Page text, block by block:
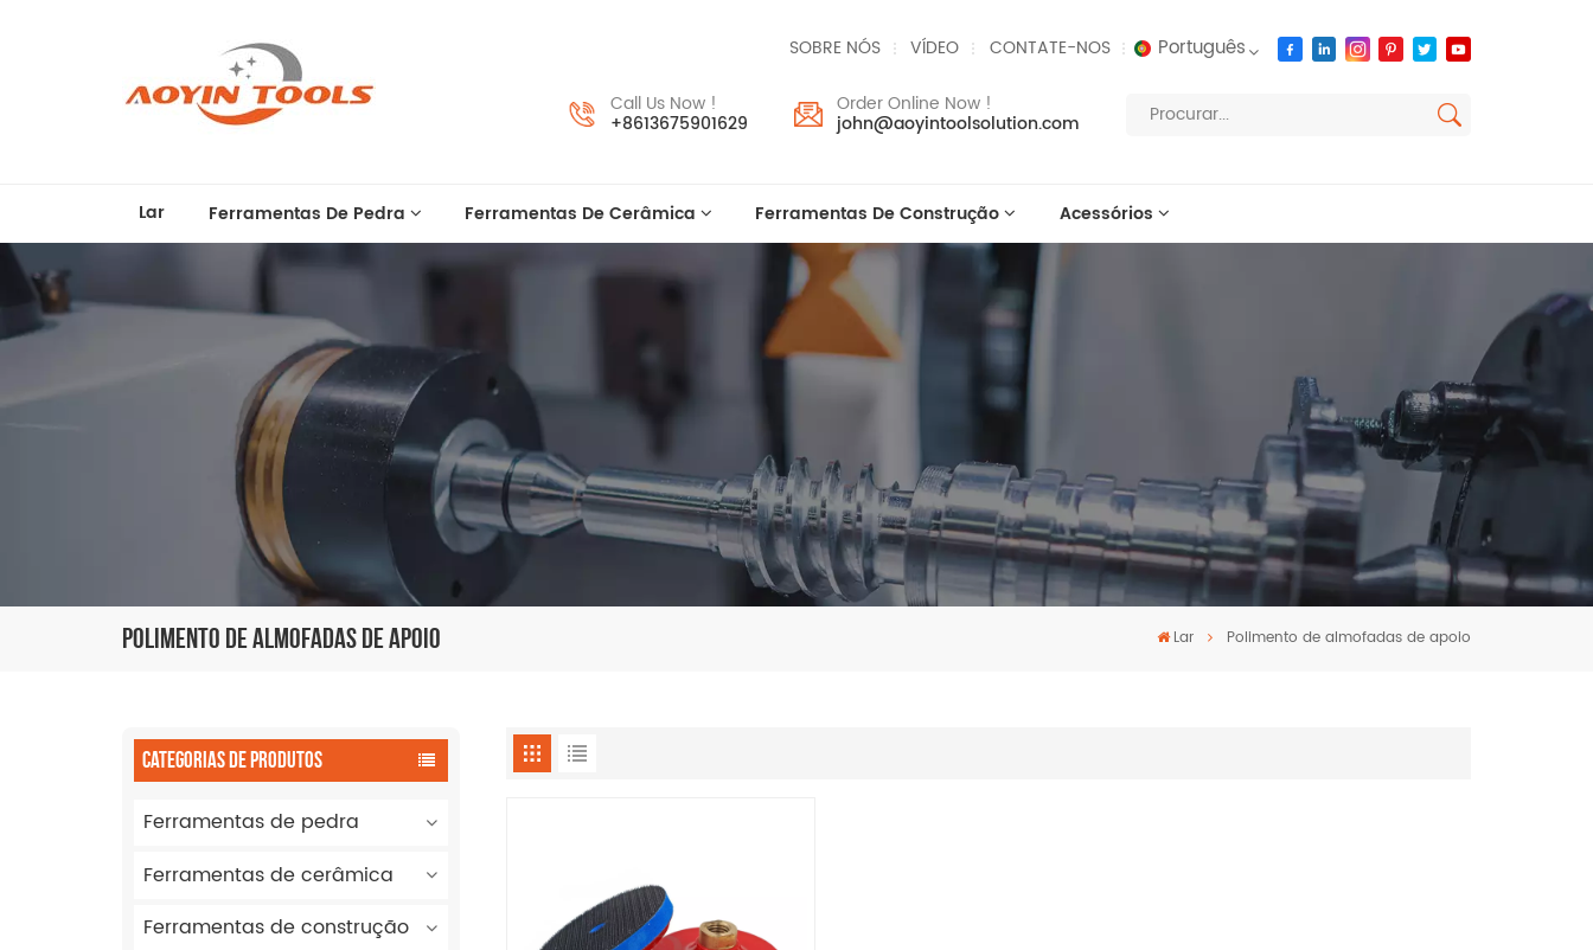
SOBRE NÓS VÍDEO CONTATE-NOS Português
русский
Call Us Now !
+8613675901629
Order Online Now !
john@aoyintoolsolution.com
Lar Ferramentas De Pedra Ferramentas De Cerâmica Ferramentas De Construção Acessórios
Polimento De Almofadas De Apoio Lar Polimento de almofadas de apoio
CATEGORIAS DE PRODUTOS
Ferramentas de pedra
Ferramentas de cerâmica
Ferramentas de construção